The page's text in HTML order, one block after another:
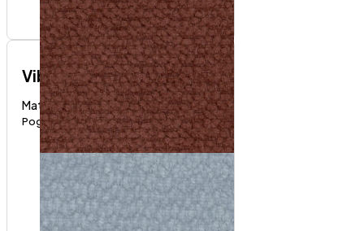
Vibe
Materijali i boje
Pogledaj proizvod